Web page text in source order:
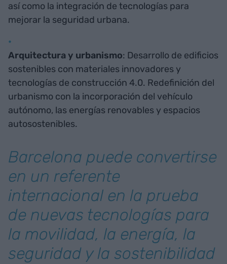
así como la integración de tecnologías para
mejorar la seguridad urbana.
Arquitectura y urbanismo: Desarrollo de edificios
sostenibles con materiales innovadores y
tecnologías de construcción 4.0. Redefinición del
urbanismo con la incorporación del vehículo
autónomo, las energías renovables y espacios
autosostenibles.
Barcelona puede convertirse
en un referente
internacional en la prueba
de nuevas tecnologías para
la movilidad, la energía, la
seguridad y la sostenibilidad